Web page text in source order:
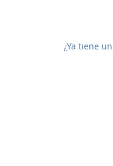
¿Ya tiene